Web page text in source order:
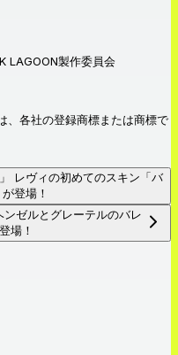
LAGOON製作委員会
、各社の登録商標または商標で
レヴィの初めてのスキン「バ
登場！
ンゼルとグレーテルのバレ
場！